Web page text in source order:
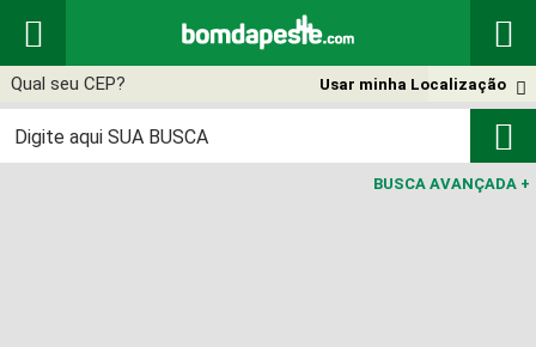
 

Usar minha Localização

BUSCA AVANÇADA +